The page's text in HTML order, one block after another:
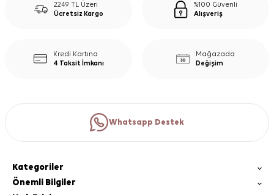
2249 TL Üzeri
Ücretsiz Kargo
%100 Güvenli
Alışveriş
Kredi Kartına
4 Taksit İmkanı
Mağazada
Değişim
Whatsapp Destek
Kategoriler
Önemli Bilgiler